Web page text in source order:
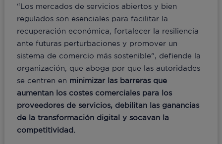
“Los mercados de servicios abiertos y bien
regulados son esenciales para facilitar la
recuperación económica, fortalecer la resiliencia
ante futuras perturbaciones y promover un
sistema de comercio más sostenible”, defiende la
organización, que aboga por que las autoridades
se centren en minimizar las barreras que
aumentan los costes comerciales para los
proveedores de servicios, debilitan las ganancias
de la transformación digital y socavan la
competitividad.